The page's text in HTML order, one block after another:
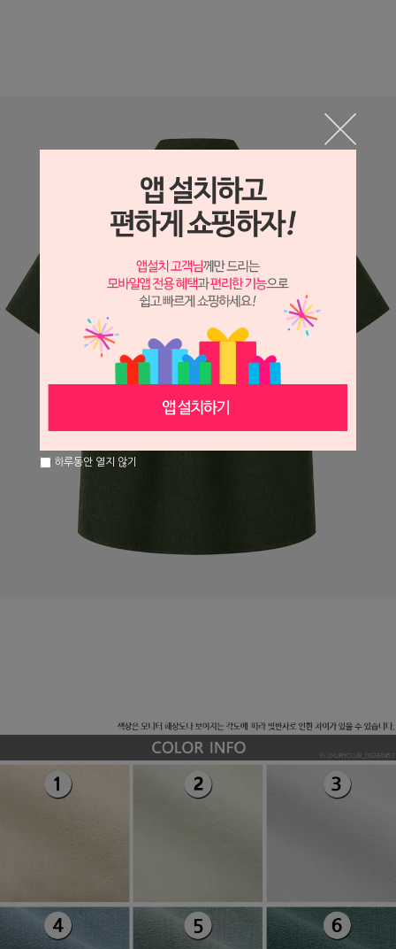
하루동안 열지 않기